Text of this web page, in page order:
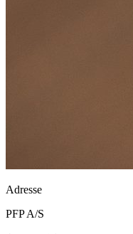
Adresse
PFP A/S